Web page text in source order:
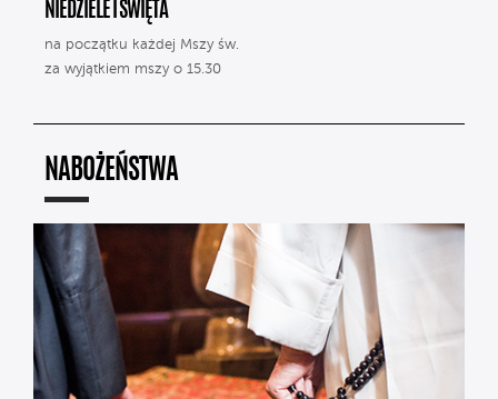
NIEDZIELE I ŚWIĘTA
na początku każdej Mszy św.
za wyjątkiem mszy o 15.30
NABOŻEŃSTWA